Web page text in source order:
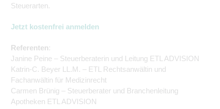
Steuerarten.
Jetzt kostenfrei anmelden
Referenten:
Janine Peine – Steuerberaterin und Leitung ETL ADVISION
Katrin-C. Beyer LL.M. – ETL Rechtsanwältin und
Fachanwältin für Medizinrecht
Carmen Brünig – Steuerberater und Branchenleitung
Apotheken ETL ADVISION